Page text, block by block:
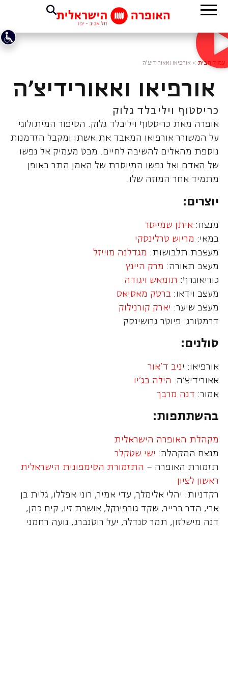
עמוד הבית > אורפיאו ואאורידיצ'ה
אורפיאו ואאורידיצ'ה
כריסטוף ויליבלד גלוק
אופרה מאת כריסטוף ויליבלד גלוק. הסיפור המיתולוגי
על המשורר אורפיאו המאבד את אשתו ומקבל הזדמנות
נוספת מהאלים להשיבה לחיים. מבט מעמיק אל נפשו
של האדם ואל נפשו המיוסרת של האמן התר באופן
מתמיד אחר המוזה שלו.
יוצרים:
מנצח: איתן שמייסר
במאי: מריוש טרלינסקי
מעצבת תלבושות: מגדלנה מוייזל
מעצב תאורה: מרק היינץ
כוריאוגרף: תומאש ויגודה
מעצב וידאו: ברטק מאסיאס
מעצב שיער: יארק קורנילוק
דרמטורג: פיוטר גרושינסק
סולנים:
אורפיאו: יניב ד'אור
אאורידיצ'ה: הילה בג'יו
אמור: דנה מרבך
בהשתתפות:
מקהלת האופרה הישראלית
מנצח המקהלה: ישי שטקלר
תזמורת האופרה – התזמורת הסימפונית הישראלית
ראשון לציון
רקדניות: יהלי אלימלך, עדי אמיר, רוני אפללו, גלית בן
ארי, הדר ברייר, שקד גורפינקל, אושרת זיו, קים כהן,
דנה מישלזון, תמר סנדלר, יעל רוטנברג, נועה רחמני